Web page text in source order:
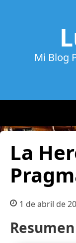
Mi Blog
La
1 de abril de